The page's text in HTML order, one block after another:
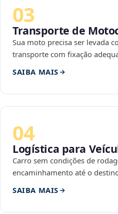
03
Transporte de
Sua moto precisa ser levada
transporte com fixação
SAIBA MAIS
04
Logística para
Carro sem condições de
encaminhamento até o
SAIBA MAIS